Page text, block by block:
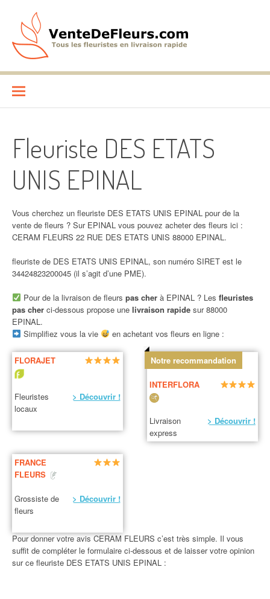
contenu
VenteDeFleurs.com
Fleuriste DES ETATS
UNIS EPINAL
Vous cherchez un fleuriste DES ETATS UNIS EPINAL pour de la
vente de fleurs ? Sur EPINAL vous pouvez acheter des fleurs ici :
CERAM FLEURS 22 RUE DES ETATS UNIS 88000 EPINAL.
fleuriste de DES ETATS UNIS EPINAL, son numéro SIRET est le
34424823200045 (il s’agit d’une PME).
Pour de la livraison de fleurs pas cherà EPINAL ? Les fleuristes
pas cher ci-dessous propose une livraison rapide sur 88000
EPINAL.
Simplifiez vous la vie
en achetant vos fleurs en ligne :
FLORAJET
Fleuristes
locaux
> Découvrir !
Notre recommandation
INTERFLORA
Livraison
express
> Découvrir !
FRANCE
FLEURS
Grossiste de
fleurs
> Découvrir !
Pour donner votre avis CERAM FLEURS c’est très simple. Il vous
suffit de compléter le formulaire ci-dessous et de laisser votre opinion
sur ce fleuriste DES ETATS UNIS EPINAL :